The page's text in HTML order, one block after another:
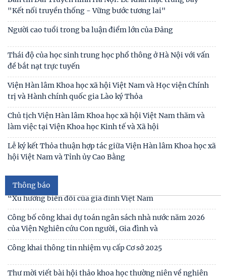
"Kết nối truyền thống - Vững bước tương lai"
Người cao tuổi trong ba luận điểm lớn của Đảng
Thái độ của học sinh trung học phổ thông ở Hà Nội với vấn
đề bắt nạt trực tuyến
Viện Hàn lâm Khoa học xã hội Việt Nam và Học viện Chính
trị và Hành chính quốc gia Lào ký Thỏa
Chủ tịch Viện Hàn lâm Khoa học xã hội Việt Nam thăm và
làm việc tại Viện Khoa học Kinh tế và Xã hội
Lễ ký kết Thỏa thuận hợp tác giữa Viện Hàn lâm Khoa học xã
hội Việt Nam và Tỉnh ủy Cao Bằng
Thông báo
Thư cảm ơn
Thư mời viết bài tham gia Hội thảo khoa học “Chăm sóc,
giáo dục trẻ em trong kỷ nguyên số”
Thư mời viết bài Hội thảo khoa học quốc tế “Gia đình Châu
Thư mời viết báo cáo tham luận Hội thảo khoa học quốc gia
“Xu hướng biến đổi của gia đình Việt Nam
Công bố công khai dự toán ngân sách nhà nước năm 2026
của Viện Nghiên cứu Con người, Gia đình và
Công khai thông tin nhiệm vụ cấp Cơ sở 2025
Thư mời viết bài hội thảo khoa học thường niên về nghiên